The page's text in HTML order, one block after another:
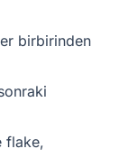
birbirinden
flake,